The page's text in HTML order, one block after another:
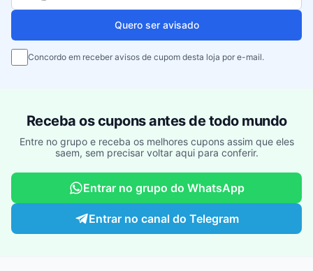
Quero ser avisado
Concordo em receber avisos de cupom desta loja por e-mail.
Receba os cupons antes de todo mundo
Entre no grupo e receba os melhores cupons assim que eles
saem, sem precisar voltar aqui para conferir.
Entrar no grupo do WhatsApp
Entrar no canal do Telegram